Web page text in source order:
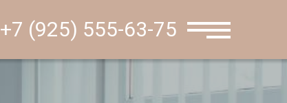
+7 (925) 555-63-75